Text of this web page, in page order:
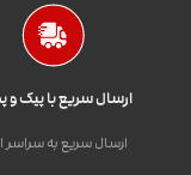
ارسال سریع با پیک
ارسال سریع به سراسر